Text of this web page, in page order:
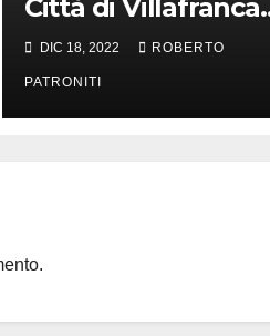
Città di Villafranca
Tirrena
DIC 18, 2022 ROBERTO
PATRONITI